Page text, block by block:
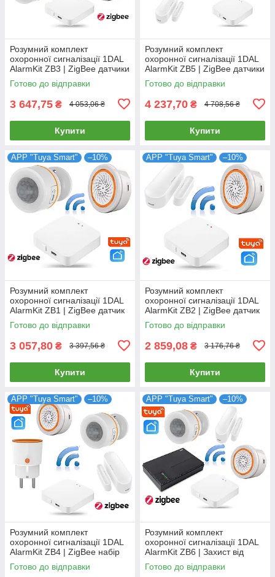
Розумний комплект
охоронної сигналізації 1DAL
AlarmKit ZB3 | ZigBee датчики
захисту від проникнення в
будинок | APP Tuya
Готово до відправки
3 647,75 ₴ 4 053,06 ₴
Купити
Розумний комплект
охоронної сигналізації 1DAL
AlarmKit ZB5 | ZigBee датчики
захисту від проникнення в
дім | Tuya
Готово до відправки
4 237,70 ₴ 4 708,56 ₴
Купити
APP "Tuya Smart" –10%
Розумний комплект
охоронної сигналізації 1DAL
AlarmKit ZB1 | ZigBee датчик
руху з сиреною + хаб | АРР
"Tuya"
Готово до відправки
3 057,80 ₴ 3 397,56 ₴
Купити
APP "Tuya Smart" –10%
Розумний комплект
охоронної сигналізації 1DAL
AlarmKit ZB2 | ZigBee датчик
відкриття з сиреною + хаб |
АРР "Tuya"
Готово до відправки
2 859,08 ₴ 3 176,76 ₴
Купити
APP "Tuya Smart" –10%
Розумний комплект
охоронної сигналізації 1DAL
AlarmKit ZB4 | ZigBee набір
для захисту від проникнення
в дім | Tuya
Готово до відправки
APP "Tuya Smart" –10%
Розумний комплект
охоронної сигналізації 1DAL
AlarmKit ZB6 | Захист від
проникнення в будинок |
Tuya ZigBee
Готово до відправки